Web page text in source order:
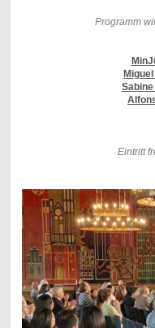
Programm
Eintritt